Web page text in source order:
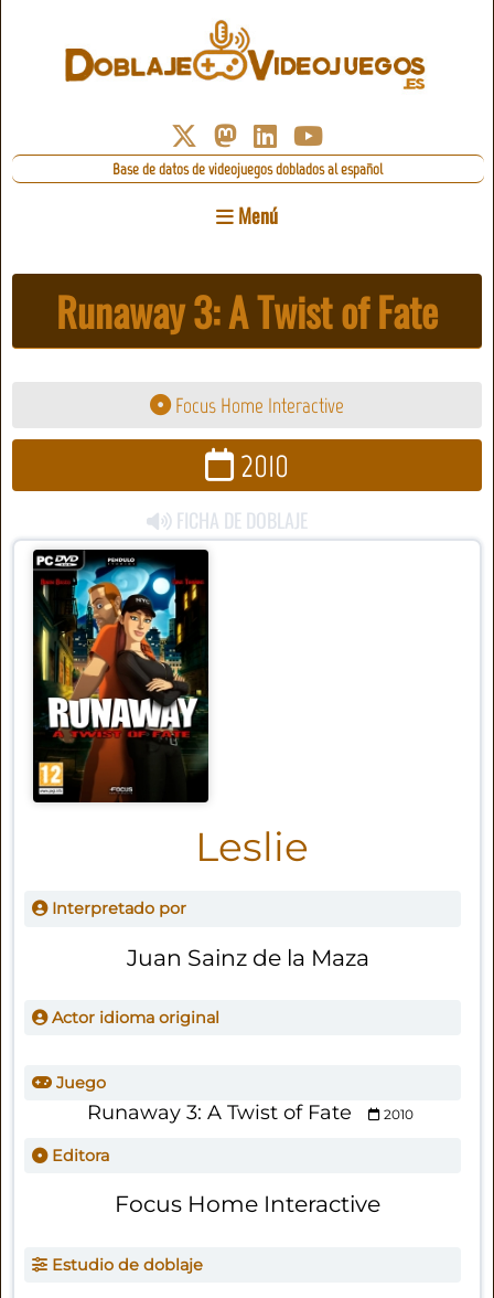
Base de datos de videojuegos doblados al español
Menú
Runaway 3: A Twist of Fate
Focus Home Interactive
2010
FICHA DE DOBLAJE
Leslie
Interpretado por
Juan Sainz de la Maza
Actor idioma original
Juego
Runaway 3: A Twist of Fate 2010
Editora
Focus Home Interactive
Estudio de doblaje